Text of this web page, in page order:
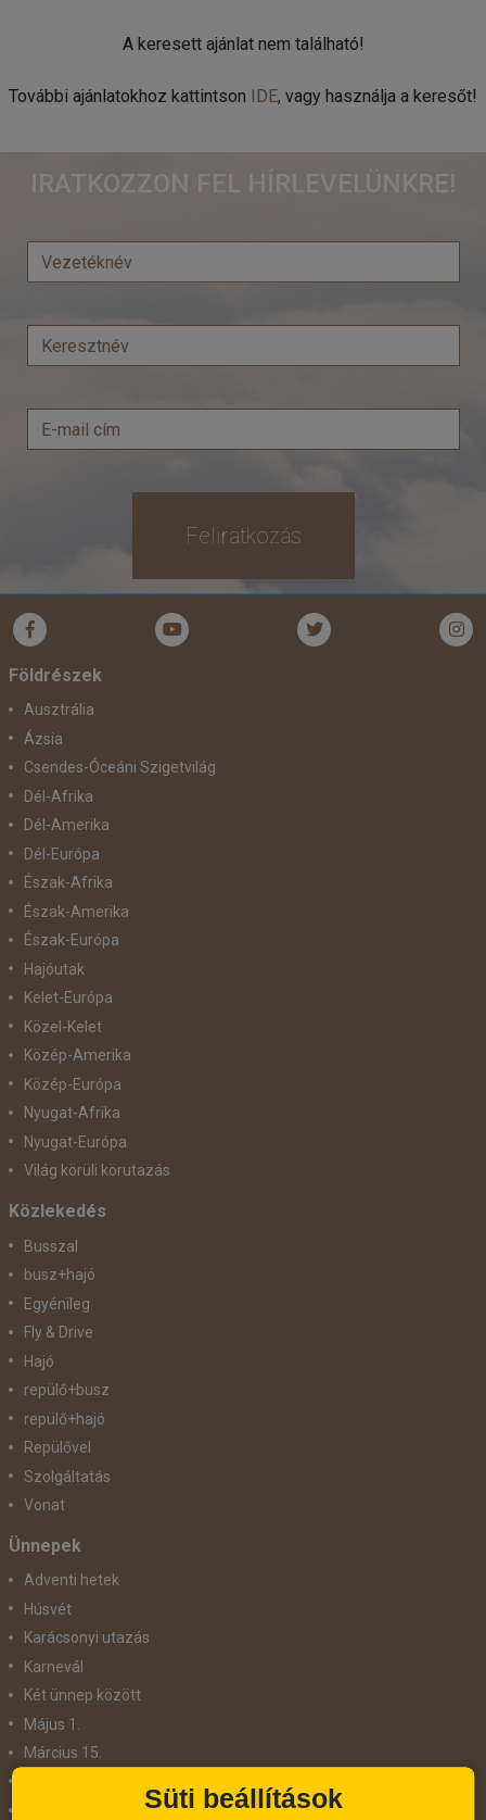
A keresett ajánlat nem található!
További ajánlatokhoz kattintson IDE, vagy használja a keresőt!
IRATKOZZON FEL HÍRLEVELÜNKRE!
Feliratkozás
Földrészek
Ausztrália
Ázsia
Csendes-Óceáni Szigetvilág
Dél-Afrika
Dél-Amerika
Dél-Európa
Észak-Afrika
Észak-Amerika
Észak-Európa
Hajóutak
Kelet-Európa
Közel-Kelet
Közép-Amerika
Közép-Európa
Nyugat-Afrika
Nyugat-Európa
Világ körüli körutazás
Közlekedés
Busszal
busz+hajó
Egyénileg
Fly & Drive
Hajó
repülő+busz
repülő+hajó
Repülővel
Szolgáltatás
Vonat
Ünnepek
Adventi hetek
Húsvét
Karácsonyi utazás
Karnevál
Két ünnep között
Május 1.
Március 15.
Süti beállítások